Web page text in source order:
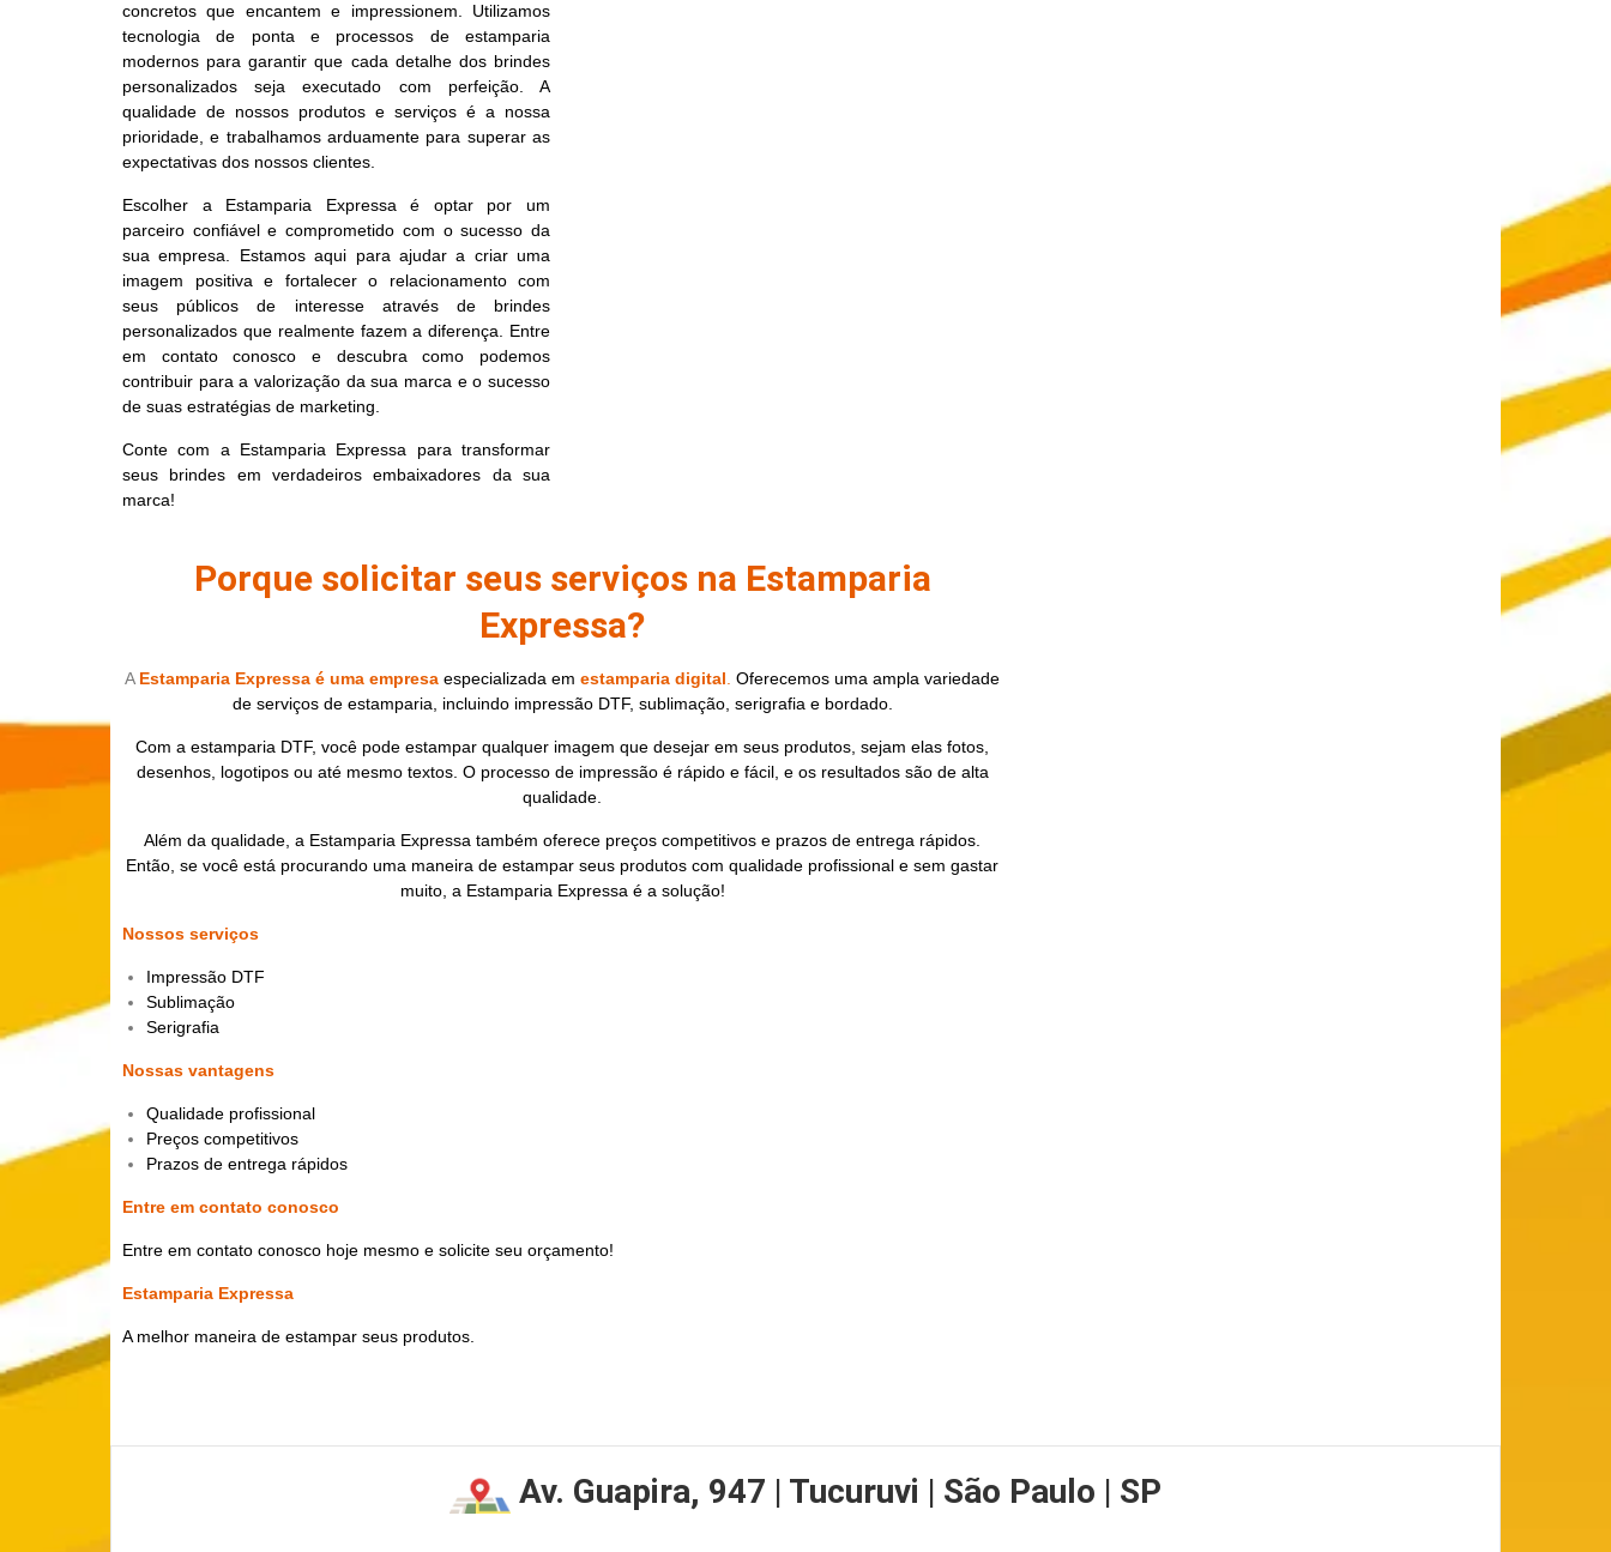
concretos que encantem e impressionem. Utilizamos
tecnologia de ponta e processos de estamparia
modernos para garantir que cada detalhe dos brindes
personalizados seja executado com perfeição. A
qualidade de nossos produtos e serviços é a nossa
prioridade, e trabalhamos arduamente para superar as
expectativas dos nossos clientes.
Escolher a Estamparia Expressa é optar por um
parceiro confiável e comprometido com o sucesso da
sua empresa. Estamos aqui para ajudar a criar uma
imagem positiva e fortalecer o relacionamento com
seus públicos de interesse através de brindes
personalizados que realmente fazem a diferença. Entre
em contato conosco e descubra como podemos
contribuir para a valorização da sua marca e o sucesso
de suas estratégias de marketing.
Conte com a Estamparia Expressa para transformar
seus brindes em verdadeiros embaixadores da sua
marca!
Porque solicitar seus serviços na Estamparia
Expressa?
A Estamparia Expressa é uma empresa especializada em estamparia digital. Oferecemos uma ampla variedade
de serviços de estamparia, incluindo impressão DTF, sublimação, serigrafia e bordado.
Com a estamparia DTF, você pode estampar qualquer imagem que desejar em seus produtos, sejam elas fotos,
desenhos, logotipos ou até mesmo textos. O processo de impressão é rápido e fácil, e os resultados são de alta
qualidade.
Além da qualidade, a Estamparia Expressa também oferece preços competitivos e prazos de entrega rápidos.
Então, se você está procurando uma maneira de estampar seus produtos com qualidade profissional e sem gastar
muito, a Estamparia Expressa é a solução!
Nossos serviços
Impressão DTF
Sublimação
Serigrafia
Nossas vantagens
Qualidade profissional
Preços competitivos
Prazos de entrega rápidos
Entre em contato conosco
Entre em contato conosco hoje mesmo e solicite seu orçamento!
Estamparia Expressa
A melhor maneira de estampar seus produtos.
Av. Guapira, 947 | Tucuruvi | São Paulo | SP